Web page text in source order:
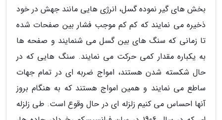
بخش های گیر نموده گسل، انرژی هایی مانند جهش در خود
ذخیره می نمایند که کم کم موجب فشار بین صفحات شده
تا زمانی که سنگ های بین گسل می شنمایند و صفحه ها
به یکباره مقدار کمی حرکت می نمایند. سنگ هایی که در
حال شکسته شدن هستند، امواج ضربه ای در تمام جهات
ساطع می نمایند و همین امواج هستند که به هنگام بروز
آنها احساس می کنیم زلزله ای در حال وقوع است. طی زلزله